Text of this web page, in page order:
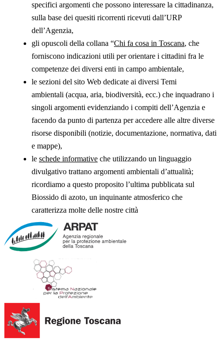
specifici argomenti che possono interessare la cittadinanza,
sulla base dei quesiti ricorrenti ricevuti dall’URP
dell’Agenzia,
gli opuscoli della collana “Chi fa cosa in Toscana, che
forniscono indicazioni utili per orientare i cittadini fra le
competenze dei diversi enti in campo ambientale,
le sezioni del sito Web dedicate ai diversi Temi
ambientali (acqua, aria, biodiversità, ecc.) che inquadrano i
singoli argomenti evidenziando i compiti dell’Agenzia e
facendo da punto di partenza per accedere alle altre diverse
risorse disponibili (notizie, documentazione, normativa, dati
e mappe),
le schede informative che utilizzando un linguaggio
divulgativo trattano argomenti ambientali d’attualità;
ricordiamo a questo proposito l’ultima pubblicata sul
Biossido di azoto, un inquinante atmosferico che
caratterizza molte delle nostre città